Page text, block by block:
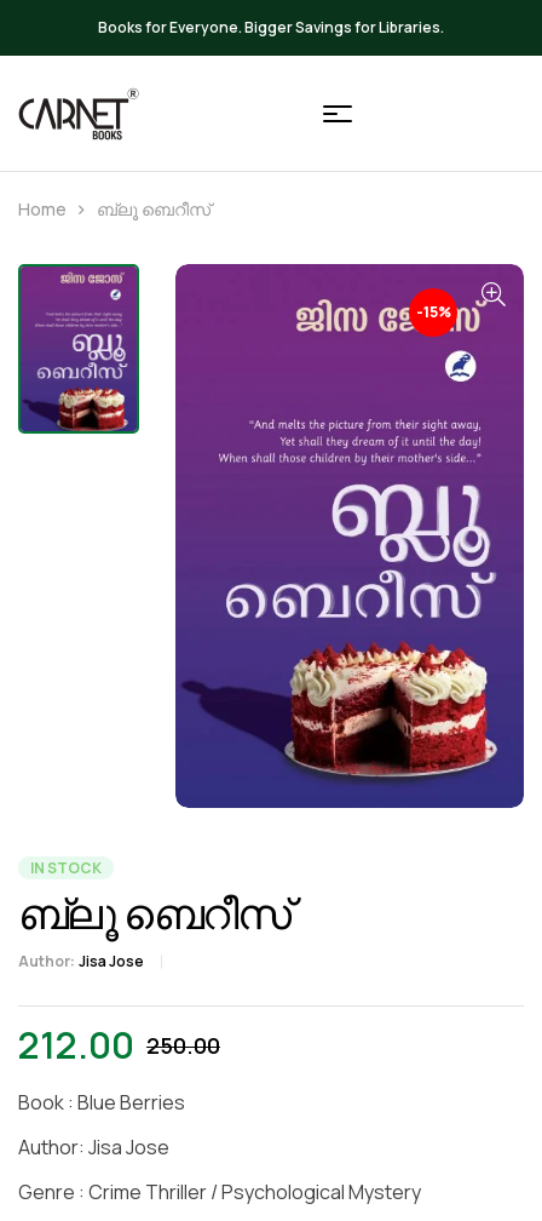
for Libraries. Up to 20% OFF on
Home ബ്ലൂ ബെറീസ്
-15%
IN STOCK
ബ്ലൂ ബെറീസ്
Author: Jisa Jose
250.00
212.00
Book : Blue Berries
Author: Jisa Jose
Genre : Crime Thriller / Psychological Mystery